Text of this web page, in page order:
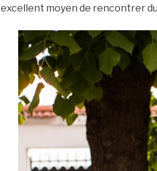
excellent moyen de rencontrer